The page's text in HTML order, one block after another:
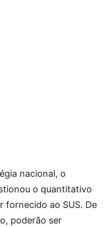
nacional, o
o quantitativo
fornecido ao SUS. De
poderão ser